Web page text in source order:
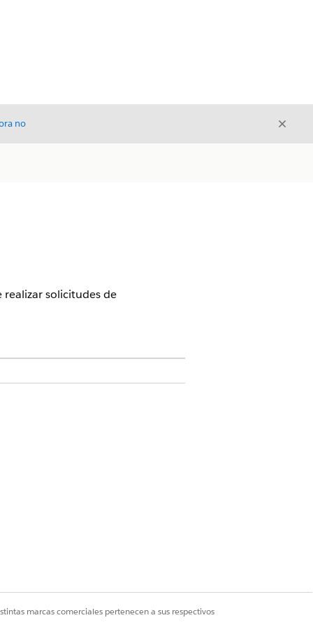
no Cerrar
solicitudes de
de servicio. Puede ampliar
marcas comerciales pertenecen a sus respectivos